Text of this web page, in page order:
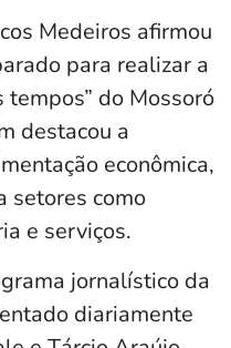
Medeiros afirmou
para realizar a
tempos” do Mossoró
destacou a
econômica,
setores como
e serviços.
jornalístico da
diariamente